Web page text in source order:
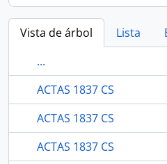
Vista de árbol Lista
...
ACTAS 1837 CS
ACTAS 1837 CS
ACTAS 1837 CS